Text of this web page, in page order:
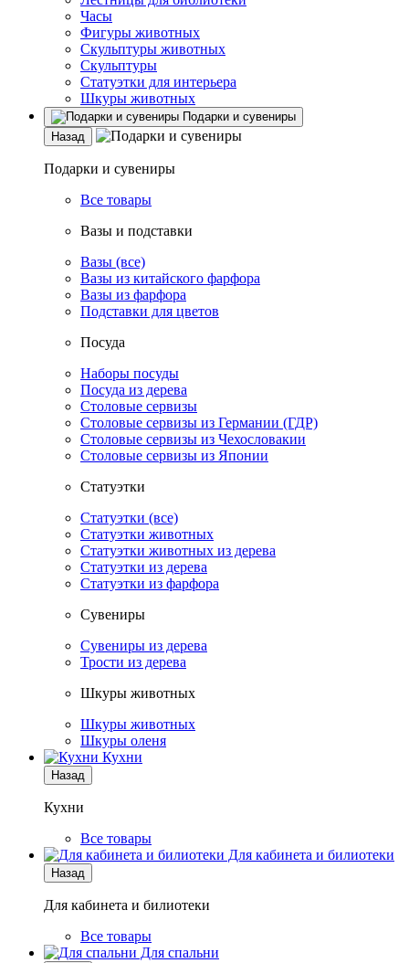
Часы
Фигуры животных
Скульптуры животных
Скульптуры
Статуэтки для интерьера
Шкуры животных
Подарки и сувениры
Назад
Подарки и сувениры
Все товары
Вазы и подставки
Вазы (все)
Вазы из китайского фарфора
Вазы из фарфора
Подставки для цветов
Посуда
Наборы посуды
Посуда из дерева
Столовые сервизы
Столовые сервизы из Германии (ГДР)
Столовые сервизы из Чехословакии
Столовые сервизы из Японии
Статуэтки
Статуэтки (все)
Статуэтки животных
Статуэтки животных из дерева
Статуэтки из дерева
Статуэтки из фарфора
Сувениры
Сувениры из дерева
Трости из дерева
Шкуры животных
Шкуры животных
Шкуры оленя
Кухни
Назад
Кухни
Все товары
Для кабинета и билиотеки
Назад
Для кабинета и билиотеки
Все товары
Для спальни